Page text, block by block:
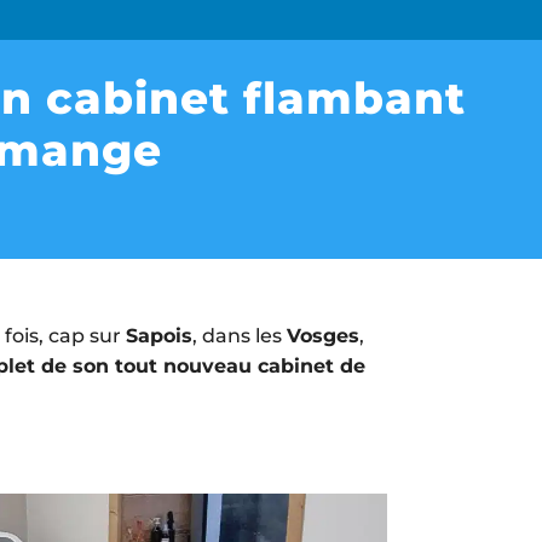
les meilleures
après-vente
nos produits
SAV Hors pair Devis 24h chrono
cabinet flambant
cap sur Sapois, dans les Vosges,
de son tout nouveau cabinet de